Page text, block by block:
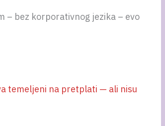
– bez korporativnog jezika – evo
temeljeni na pretplati — ali nisu